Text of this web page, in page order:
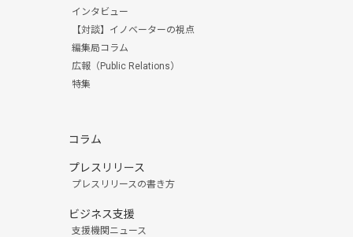
インタビュー
【対談】イノベーターの視点
編集局コラム
広報（Public Relations）
特集
コラム
プレスリリース
プレスリリースの書き方
ビジネス支援
支援機関ニュース